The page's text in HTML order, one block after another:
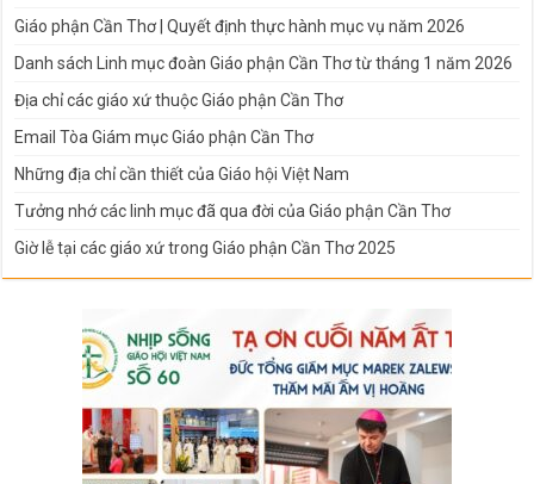
Giáo phận Cần Thơ | Quyết định thực hành mục vụ năm 2026
Danh sách Linh mục đoàn Giáo phận Cần Thơ từ tháng 1 năm 2026
Địa chỉ các giáo xứ thuộc Giáo phận Cần Thơ
Email Tòa Giám mục Giáo phận Cần Thơ
Những địa chỉ cần thiết của Giáo hội Việt Nam
Tưởng nhớ các linh mục đã qua đời của Giáo phận Cần Thơ
Giờ lễ tại các giáo xứ trong Giáo phận Cần Thơ 2025